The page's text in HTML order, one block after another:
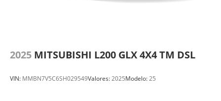
2025 MITSUBISHI L200 GLX 4X4 TM DSL
VIN: MMBN7V5C6SH029549Valores:2025Modelo:25